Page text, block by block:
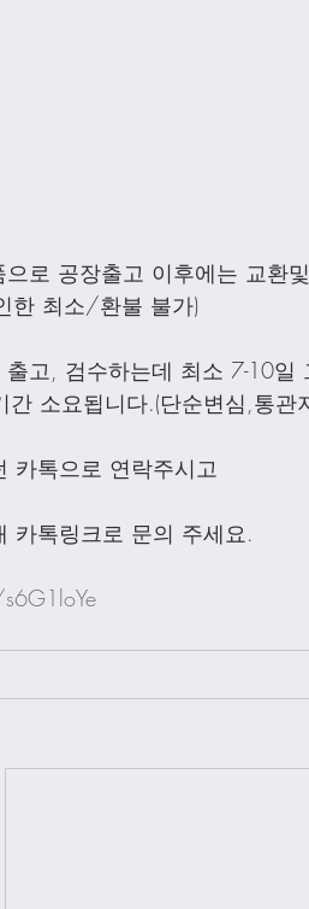
로 공장출고 이후에는 교환
한 최소/환불 불가)
고, 검수하는데 최소 7-10일
간 소요됩니다.(단순변심,통
카톡으로 연락주시고
카톡링크로 문의 주세요.